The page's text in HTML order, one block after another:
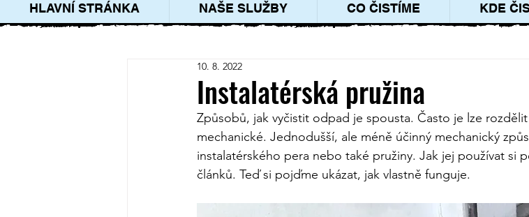
HLAVNÍ STRÁNKA NAŠE SLUŽBY CO ČISTÍME KDE
Instalatérská pružina
10. 8. 2022
Způsobů, jak vyčistit odpad je spousta. Často je lze
mechanické. Jednodušší, ale méně účinný mechanický
instalatérského pera nebo také pružiny. Jak jej používat si
článků. Teď si pojďme ukázat, jak vlastně funguje.